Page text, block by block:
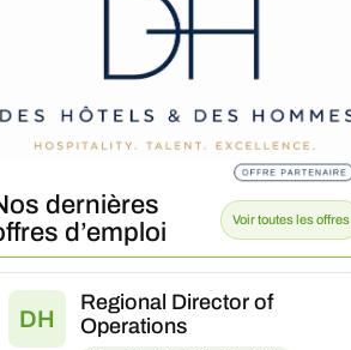
dernières
d’emploi
Voir toutes les offres
DH
Regional Director of
Operations